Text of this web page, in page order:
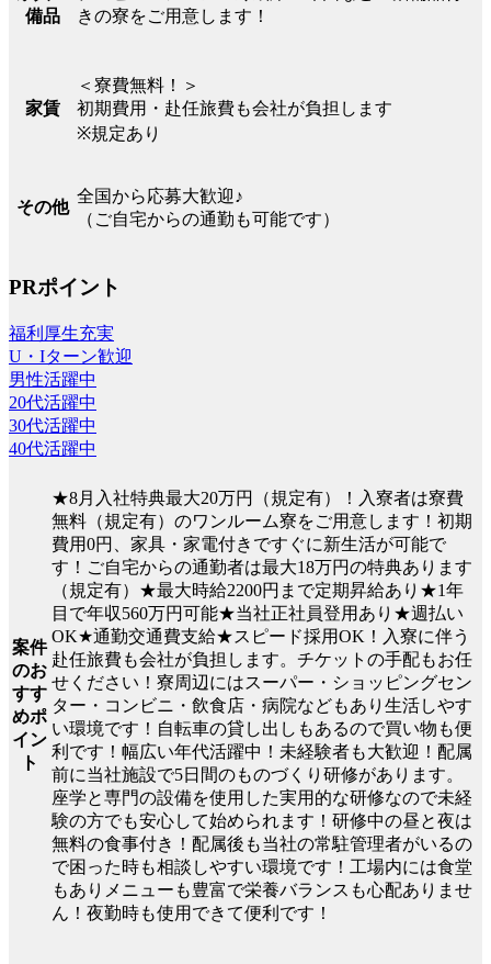
備品
きの寮をご用意します！
家賃
＜寮費無料！＞
初期費用・赴任旅費も会社が負担します
※規定あり
その他
全国から応募大歓迎♪
（ご自宅からの通勤も可能です）
PRポイント
福利厚生充実
U・Iターン歓迎
男性活躍中
20代活躍中
30代活躍中
40代活躍中
案件
のお
すす
めポ
イン
ト
★8月入社特典最大20万円（規定有）！入寮者は寮費
無料（規定有）のワンルーム寮をご用意します！初期
費用0円、家具・家電付きですぐに新生活が可能で
す！ご自宅からの通勤者は最大18万円の特典あります
（規定有）★最大時給2200円まで定期昇給あり★1年
目で年収560万円可能★当社正社員登用あり★週払い
OK★通勤交通費支給★スピード採用OK！入寮に伴う
赴任旅費も会社が負担します。チケットの手配もお任
せください！寮周辺にはスーパー・ショッピングセン
ター・コンビニ・飲食店・病院などもあり生活しやす
い環境です！自転車の貸し出しもあるので買い物も便
利です！幅広い年代活躍中！未経験者も大歓迎！配属
前に当社施設で5日間のものづくり研修があります。
座学と専門の設備を使用した実用的な研修なので未経
験の方でも安心して始められます！研修中の昼と夜は
無料の食事付き！配属後も当社の常駐管理者がいるの
で困った時も相談しやすい環境です！工場内には食堂
もありメニューも豊富で栄養バランスも心配ありませ
ん！夜勤時も使用できて便利です！